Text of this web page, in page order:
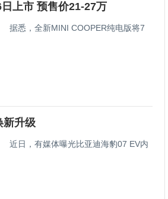
上市 预售价21-27万
悉，全新MINI COOPER纯电版将7
新升级
日，有媒体曝光比亚迪海豹07 EV内